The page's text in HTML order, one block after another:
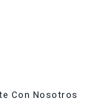
Con Nosotros